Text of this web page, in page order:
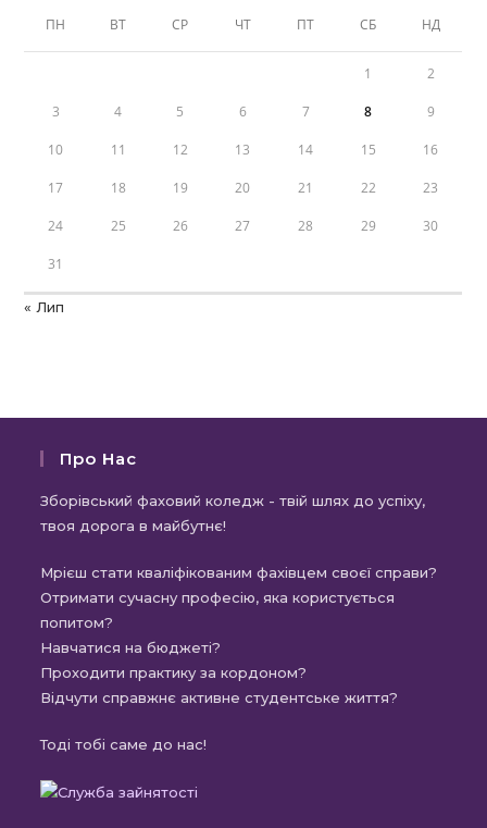
ПН ВТ СР ЧТ ПТ СБ НД
1 2
3 4 5 6 7 8 9
10 11 12 13 14 15 16
17 18 19 20 21 22 23
24 25 26 27 28 29 30
31
« Лип
Про Нас
Зборівський фаховий коледж - твій шлях до успіху,
твоя дорога в майбутнє!
Мрієш стати кваліфікованим фахівцем своєї справи?
Отримати сучасну професію, яка користується
попитом?
Навчатися на бюджеті?
Проходити практику за кордоном?
Відчути справжнє активне студентське життя?
Тоді тобі саме до нас!